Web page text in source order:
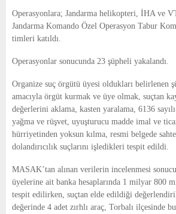
Operasyonlara; Jandarma helikopteri, İHA ve
Jandarma Komando Özel Operasyon Tabur
timleri katıldı.
Operasyonlar sonucunda 23 şüpheli yakalandı.
Organize suç örgütü üyesi oldukları belirlenen
amacıyla örgüt kurmak ve üye olmak, suçtan
değerlerini aklama, kasten yaralama, 6136
yağma ve rüşvet, uyuşturucu madde imal ve
hürriyetinden yoksun kılma, resmi belgede
dolandırıcılık suçlarını işledikleri tespit edildi.
MASAK’tan alınan verilerin incelenmesi
üyelerine ait banka hesaplarında 1 milyar 800
tespit edilirken, suçtan elde edildiği
değerinde 4 adet zırhlı araç, Torbalı ilçesinde